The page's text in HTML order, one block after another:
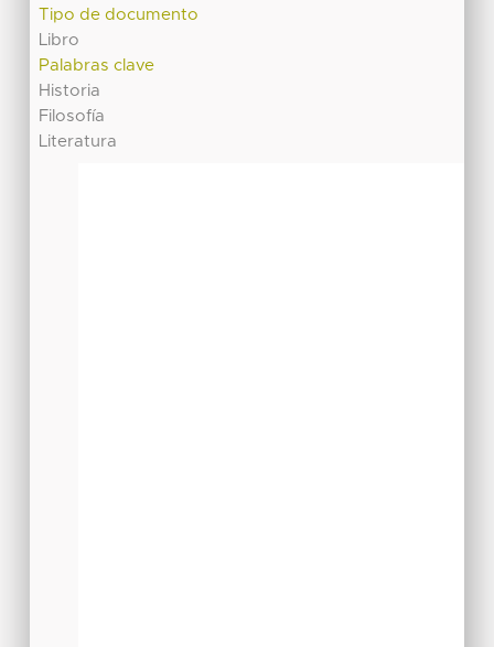
Tipo de documento
Libro
Palabras clave
Historia
Filosofía
Literatura